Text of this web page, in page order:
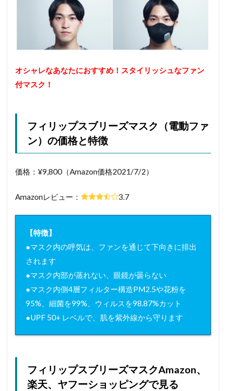
オシャレなあなたにおすすめ！スタイリッシュなファン
付マスク！
フィリップスブリーズマスク（電動ファ
ン）の価格と特徴
価格：¥9,800（Amazon価格2021/7/2）
Amazonレビュー： 3.7
【特徴】
●マスク内の呼気は、ファンを通じて下向きに排出
されます
●マスク内部が蒸れない、眼鏡が曇らない
●マスク内側4層フィルター構造PM2.5や花粉を
95%、細菌を99%、ウィルスを98.87%カット
●UPF 50+ レベルで、肌を紫外線から守ります
フィリップスブリーズマスクAmazon、
楽天、ヤフーショッピングで見る